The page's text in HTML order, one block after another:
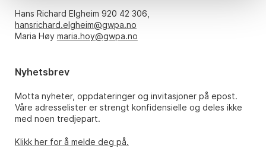
Hans Richard Elgheim 920 42 306,
hansrichard.elgheim@gwpa.no
Maria Høy maria.hoy@gwpa.no
Nyhetsbrev
Motta nyheter, oppdateringer og invitasjoner på epost.
Våre adresselister er strengt konfidensielle og deles ikke
med noen tredjepart.
Klikk her for å melde deg på.